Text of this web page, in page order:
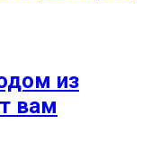
из
вам